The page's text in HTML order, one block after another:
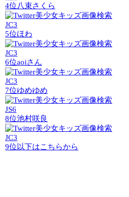
4位八束さくら
JC3
5位ほわ
JC3
6位aoiさん
JC3
7位ゆめゆめ
JS6
8位池村咲良
JC3
9位以下はこちらから